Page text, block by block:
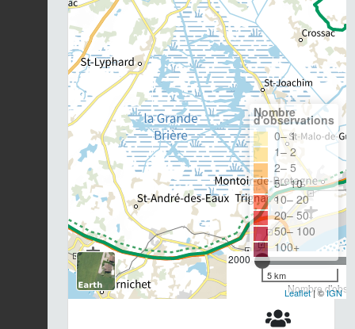
2000
Nombre
Nombre
d'observations
0– 1
1– 2
2– 5
5– 10
10– 20
20– 50
50– 100
100+
5 km
Leaflet| ©IGN